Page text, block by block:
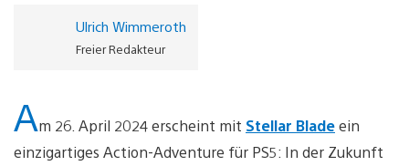
Ulrich Wimmeroth
Freier Redakteur
Am 26. April 2024 erscheint mit Stellar Bladeein
einzigartiges Action-Adventure für PS5: In der Zukunft